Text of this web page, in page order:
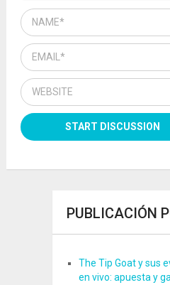
PUBLICACIÓN
The Tip Goat y sus
en vivo: apuesta y